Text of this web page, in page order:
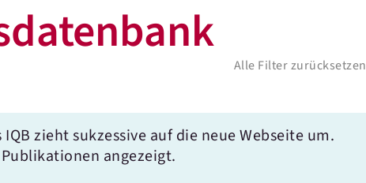
Alle Filter zurücksetzen
zieht sukzessive auf die neue Webseite um.
angezeigt.